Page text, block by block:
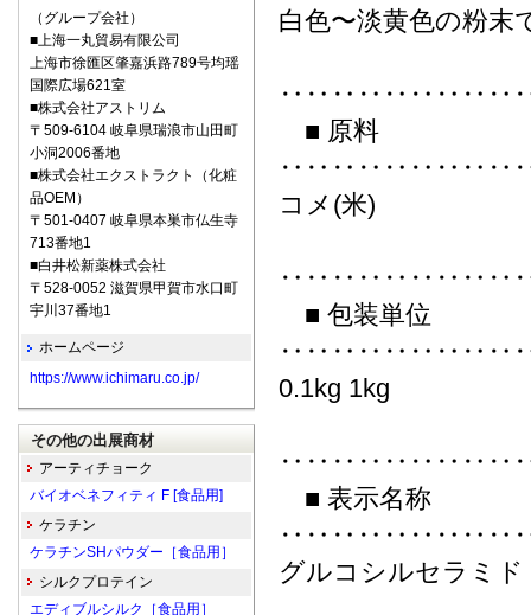
白色〜淡黄色の粉末
■ 原料
コメ(米)
■ 包装単位
0.1kg 1kg
■ 表示名称
グルコシルセラミド
（グループ会社）
■上海一丸貿易有限公司
上海市徐匯区肇嘉浜路789号均瑶
国際広場621室
■株式会社アストリム
〒509-6104 岐阜県瑞浪市山田町
小洞2006番地
■株式会社エクストラクト（化粧
品OEM）
〒501-0407 岐阜県本巣市仏生寺
713番地1
■白井松新薬株式会社
〒528-0052 滋賀県甲賀市水口町
宇川37番地1
ホームページ
https://www.ichimaru.co.jp/
その他の出展商材
アーティチョーク
バイオベネフィティ F [食品用]
ケラチン
ケラチンSHパウダー［食品用］
シルクプロテイン
エディブルシルク［食品用］